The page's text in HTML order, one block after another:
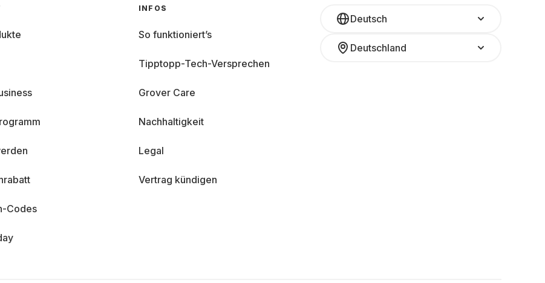
Deutsch
Deutschland
Codes
INFOS
So funktioniert’s
Tipptopp-Tech-Versprechen
Grover Care
Nachhaltigkeit
Legal
Vertrag kündigen